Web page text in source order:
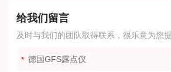
给我们留言
及时与我们的团队取得联系，很乐意为您